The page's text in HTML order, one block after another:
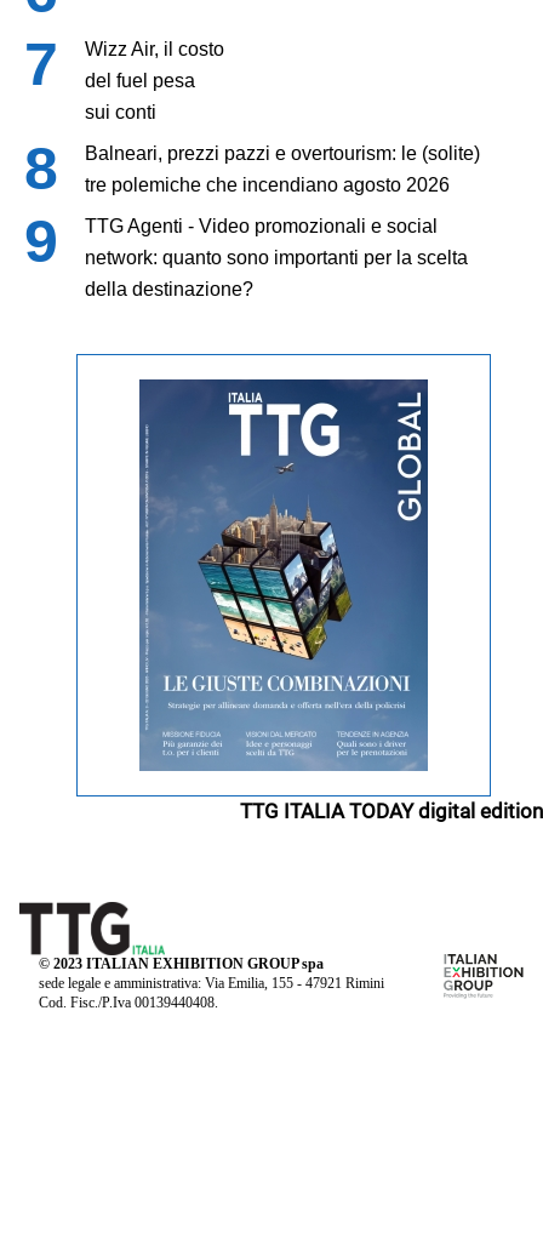
Wizz Air, il costo
del fuel pesa
sui conti
Balneari, prezzi pazzi e overtourism: le (solite)
tre polemiche che incendiano agosto 2026
TTG Agenti - Video promozionali e social
network: quanto sono importanti per la scelta
della destinazione?
TTG ITALIA TODAY digital edition
© 2023 ITALIAN EXHIBITION GROUP spa
sede legale e amministrativa: Via Emilia, 155 - 47921 Rimini
Cod. Fisc./P.Iva 00139440408.